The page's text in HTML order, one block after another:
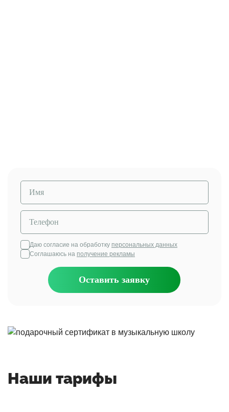
Даю согласие на обработку персональных данных
Соглашаюсь на получение рекламы
Оставить заявку
Наши тарифы